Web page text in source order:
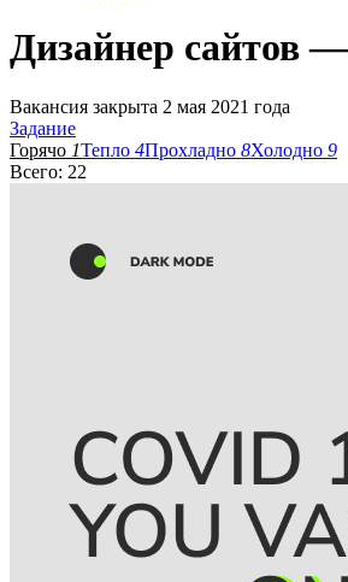
Дизайнер сайтов
Вакансия закрыта 2 мая 2021 года
Задание
Горячо 1Тепло 4Прохладно 8Холодно 9
Всего: 22